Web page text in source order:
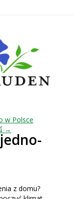
w Polsce
→
z domu?